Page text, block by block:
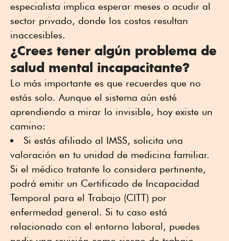
especialista implica esperar meses o acudir al
sector privado, donde los costos resultan
inaccesibles.
¿Crees tener algún problema de
salud mental incapacitante?
Lo más importante es que recuerdes que no
estás solo. Aunque el sistema aún esté
aprendiendo a mirar lo invisible, hoy existe un
camino:
Si estás afiliado al IMSS, solicita una
valoración en tu unidad de medicina familiar.
Si el médico tratante lo considera pertinente,
podrá emitir un Certificado de Incapacidad
Temporal para el Trabajo (CITT) por
enfermedad general. Si tu caso está
relacionado con el entorno laboral, puedes